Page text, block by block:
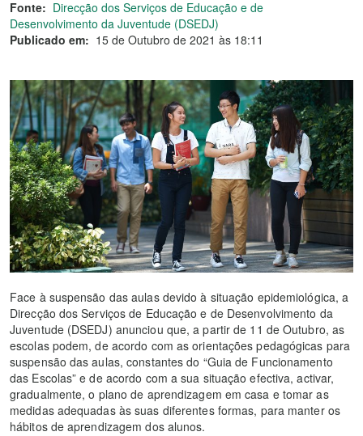
Fonte: Direcção dos Serviços de Educação e de
Desenvolvimento da Juventude (DSEDJ)
Publicado em: 15 de Outubro de 2021 às 18:11
Face à suspensão das aulas devido à situação epidemiológica, a
Direcção dos Serviços de Educação e de Desenvolvimento da
Juventude (DSEDJ) anunciou que, a partir de 11 de Outubro, as
escolas podem, de acordo com as orientações pedagógicas para
suspensão das aulas, constantes do “Guia de Funcionamento
das Escolas” e de acordo com a sua situação efectiva, activar,
gradualmente, o plano de aprendizagem em casa e tomar as
medidas adequadas às suas diferentes formas, para manter os
hábitos de aprendizagem dos alunos.